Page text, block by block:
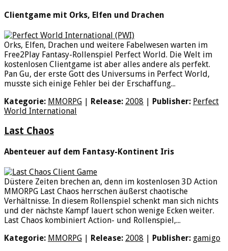
Clientgame mit Orks, Elfen und Drachen
Orks, Elfen, Drachen und weitere Fabelwesen warten im
Free2Play Fantasy-Rollenspiel Perfect World. Die Welt im
kostenlosen Clientgame ist aber alles andere als perfekt.
Pan Gu, der erste Gott des Universums in Perfect World,
musste sich einige Fehler bei der Erschaffung...
Kategorie: MMORPG Release: 2008 Publisher: Perfect
World International
Last Chaos
Abenteuer auf dem Fantasy-Kontinent Iris
Düstere Zeiten brechen an, denn im kostenlosen 3D Action
MMORPG Last Chaos herrschen äußerst chaotische
Verhältnisse. In diesem Rollenspiel schenkt man sich nichts
und der nächste Kampf lauert schon wenige Ecken weiter.
Last Chaos kombiniert Action- und Rollenspiel,...
Kategorie: MMORPG Release: 2008 Publisher: gamigo